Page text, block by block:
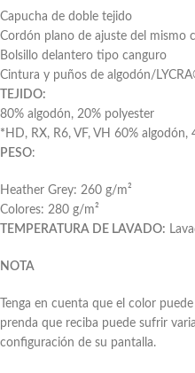
Capucha de doble tejido
Cordón plano de ajuste del mismo
Bolsillo delantero tipo canguro
Cintura y puños de algodón/
TEJIDO:
80% algodón, 20% polyester
* HD, RX, R6, VF, VH 60% algodón,
PESO:
Heather Grey: 260 g/m²
Colores: 280 g/m²
TEMPERATURA DE LAVADO:
NOTA
Tenga en cuenta que el color
prenda que reciba puede sufrir
configuración de su pantalla.